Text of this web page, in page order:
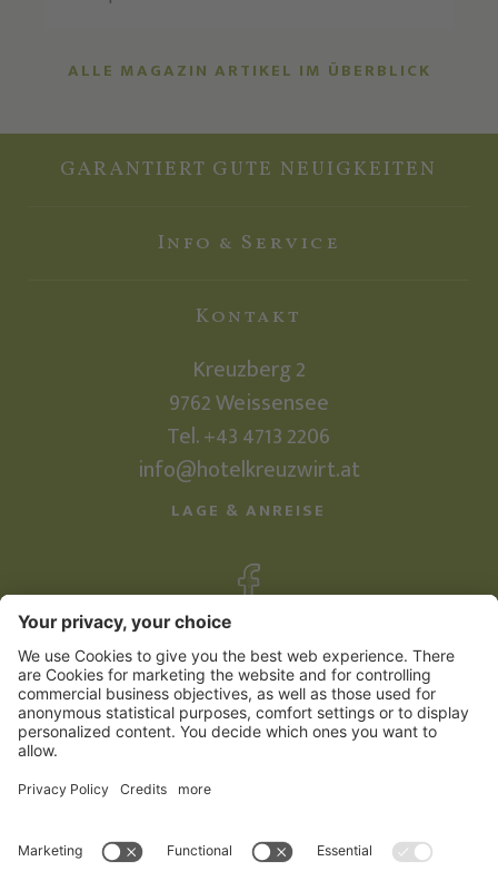
ALLE MAGAZIN ARTIKEL IM ÜBERBLICK
GARANTIERT GUTE NEUIGKEITEN
Info & Service
Kontakt
Kreuzberg 2
9762Weissensee
Tel.+43 4713 2206
info@hotelkreuzwirt.at
LAGE & ANREISE
© 2026Familienhotel Kreuzwirt
Impressum
Datenschutzerklärung